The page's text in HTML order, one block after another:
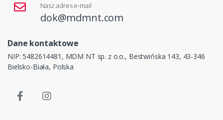
Nasz adres e-mail
dok@mdmnt.com
Dane kontaktowe
NIP: 5482614481, MDM NT sp. z o.o., Bestwińska 143, 43-346
Bielsko-Biała, Polska